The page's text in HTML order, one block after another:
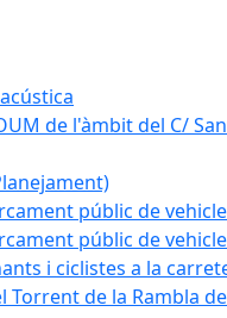
de l'àmbit del C/
públic de
públic de
i ciclistes a la
de la Rambla